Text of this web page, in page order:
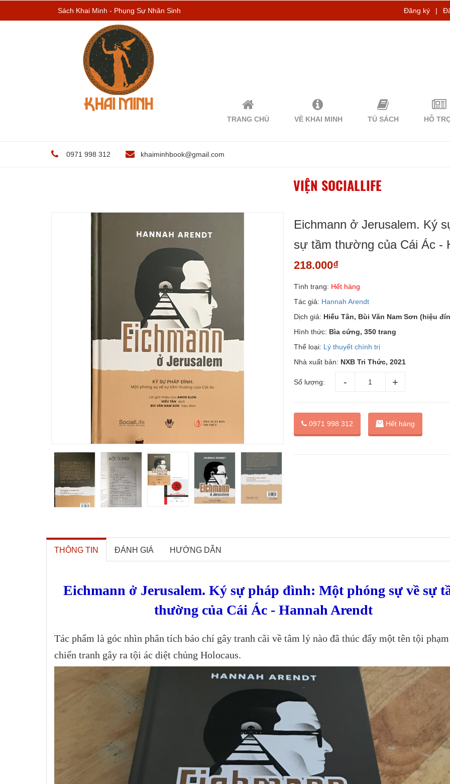
Sách Khai Minh - Phụng Sự Nhân Sinh Đăng ký |
TRANG CHỦ VỀ KHAI MINH TỦ SÁCH HỖ
0971 998 312 khaiminhbook@gmail.com
VIỆN SOCIALLIFE
Eichmann ở Jerusalem. Ký
sự tầm thường của Cái Ác -
218.000₫
Tình trạng: Hết hàng
Tác giả: Hannah Arendt
Dịch giả: Hiếu Tân, Bùi Văn Nam Sơn (hiệu
Hình thức: Bìa cứng, 350 trang
Thể loại: Lý thuyết chính trị
Nhà xuất bản: NXB Tri Thức, 2021
Số lượng:
0971 998 312 Hết hàng
THÔNG TIN ĐÁNH GIÁ HƯỚNG DẪN
Eichmann ở Jerusalem. Ký sự pháp đình: Một phóng sự về sự
thường của Cái Ác - Hannah Arendt
Tác phẩm là góc nhìn phân tích báo chí gây tranh cãi về tâm lý nào đã thúc đẩy một tên tội phạm
chiến tranh gây ra tội ác diệt chủng Holocaus.